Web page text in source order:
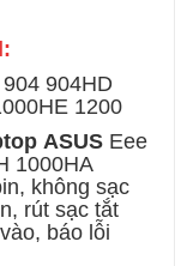
904HD
1200
ASUS Eee
1000HA
không sạc
rút sạc tắt
báo lỗi